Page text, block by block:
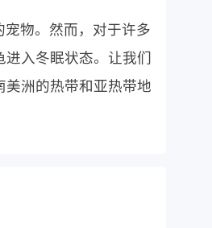
物。然而，对于许多
入冬眠状态。让我们
洲的热带和亚热带地